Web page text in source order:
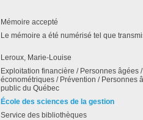
Mémoire accepté
Le mémoire a été numérisé tel que
Leroux, Marie-Louise
Exploitation financière / Personnes âgées
économétriques / Prévention / Personnes
public du Québec
École des sciences de la gestion
Service des bibliothèques